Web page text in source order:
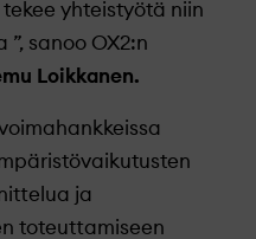
tekee yhteistyötä niin
”, sanoo OX2:n
Loikkanen.
ja
toteuttamiseen